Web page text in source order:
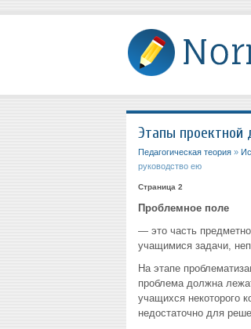
Этапы проектной
Педагогическая теория»
руководство ею
Страница 2
Проблемное поле
— это часть
учащимися задачи,
На этапе
проблема должна
учащихся некоторого
недостаточно для